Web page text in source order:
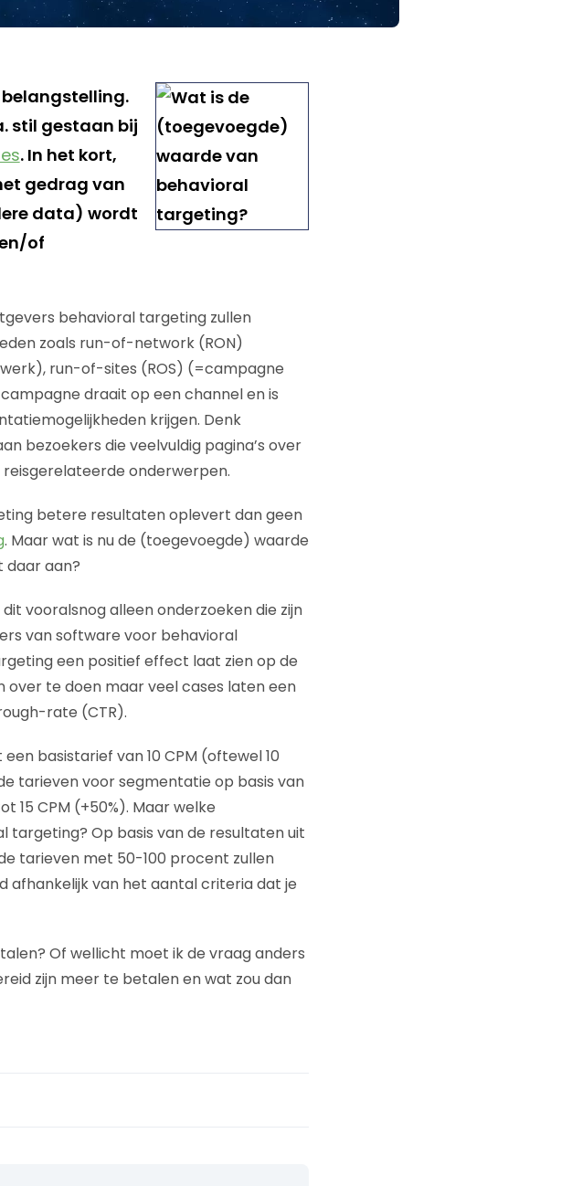
stil gestaan bij
. In het kort,
gedrag van
data) wordt
of
behavioral targeting zullen
zoals run-of-network (RON)
run-of-sites (ROS) (=campagne
draait op een channel en is
krijgen. Denk
bezoekers die veelvuldig pagina’s over
onderwerpen.
betere resultaten oplevert dan geen
. Maar wat is nu de (toegevoegde) waarde
daar aan?
vooralsnog alleen onderzoeken die zijn
van software voor behavioral
een positief effect laat zien op de
over te doen maar veel cases laten een
rate (CTR).
basistarief van 10 CPM (oftewel 10
tarieven voor segmentatie op basis van
15 CPM (+50%). Maar welke
targeting? Op basis van de resultaten uit
tarieven met 50-100 procent zullen
afhankelijk van het aantal criteria dat je
Of wellicht moet ik de vraag anders
zijn meer te betalen en wat zou dan